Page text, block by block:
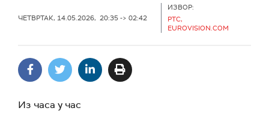
ЧЕТВРТАК, 14.05.2026, 20:35 -> 02:42
ИЗВОР:
РТС,
EUROVISION.COM
Из часа у час